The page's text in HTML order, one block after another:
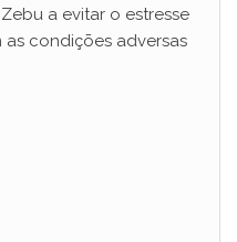
a evitar o estresse
condições adversas